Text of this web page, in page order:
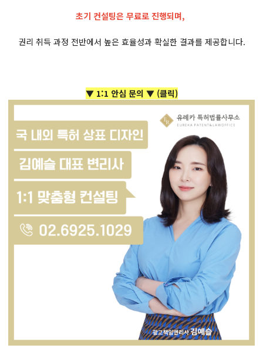
초기 컨설팅은 무료로 진행되며,
권리 취득 과정 전반에서 높은 효율성과 확실한 결과를 제공합니다.
▼ 1:1 안심 문의 ▼ (클릭)